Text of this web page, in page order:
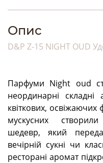
Опис
D&P Z-15 NIGHT OUD
Парфуми Night oud
неординарні
квіткових, освіжаючих
мускусних
шедевр, який
вечірній сукні чи
ресторані аромат